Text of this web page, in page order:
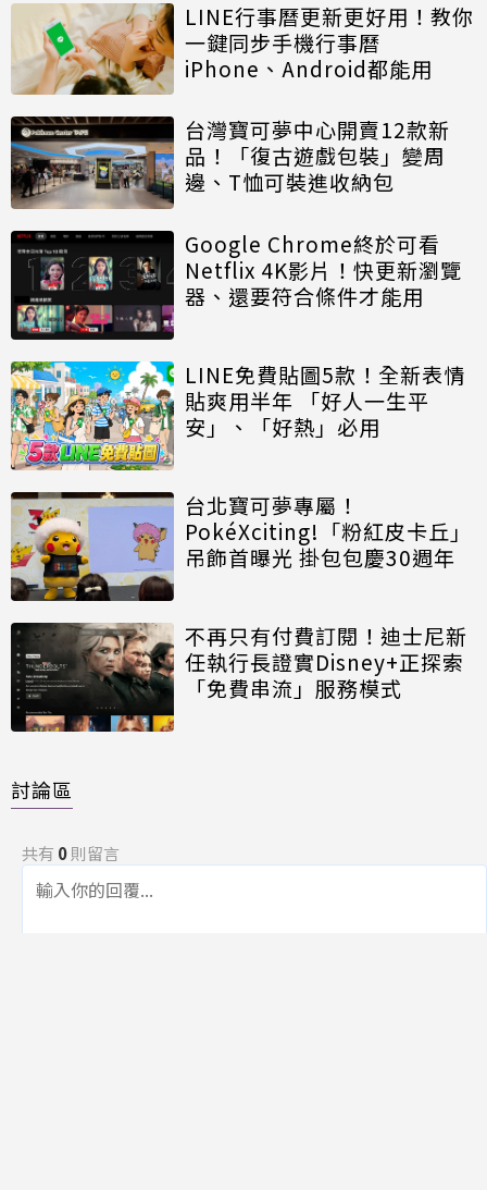
LINE行事曆更新更好用！教你
一鍵同步手機行事曆
iPhone、Android都能用
台灣寶可夢中心開賣12款新
品！「復古遊戲包裝」變周
邊、T恤可裝進收納包
Google Chrome終於可看
Netflix 4K影片！快更新瀏覽
器、還要符合條件才能用
LINE免費貼圖5款！全新表情
貼爽用半年 「好人一生平
安」、「好熱」必用
台北寶可夢專屬！
PokéXciting!「粉紅皮卡丘」
吊飾首曝光 掛包包慶30週年
不再只有付費訂閱！迪士尼新
任執行長證實Disney+正探索
「免費串流」服務模式
討論區
共有 0則留言